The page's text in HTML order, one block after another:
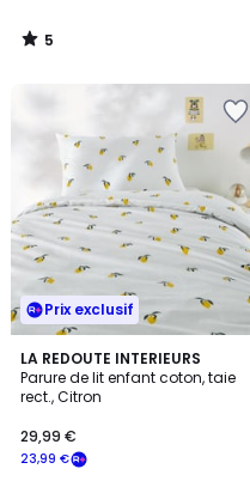
5
/
Prix exclusif
LA REDOUTE INTERIEURS
Parure de lit enfant coton, taie
rect., Citron
23,99 €
29,99 €